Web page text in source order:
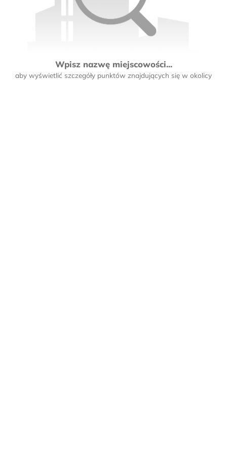
Wpisz nazwę miejscowości...
aby wyświetlić szczegóły punktów znajdujących się w okolicy